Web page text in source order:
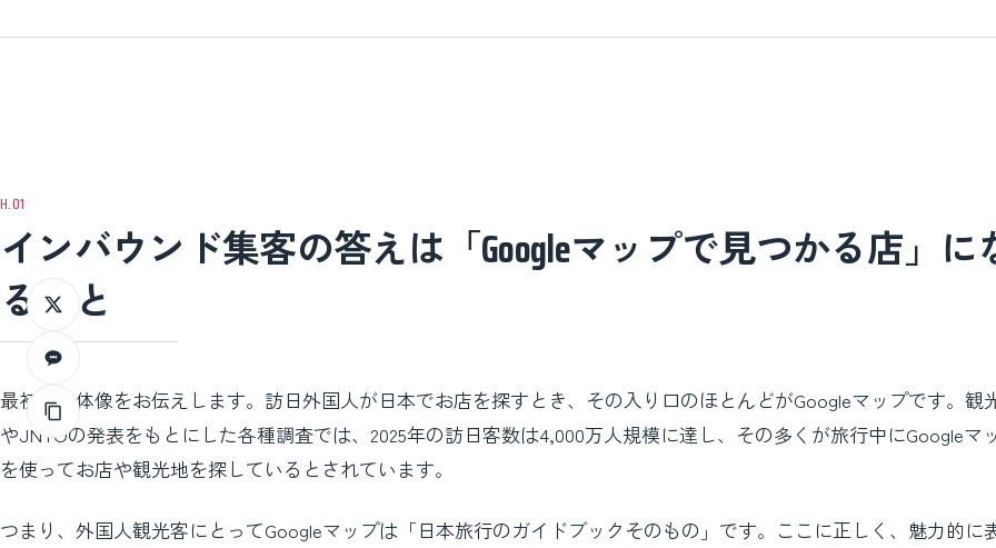
インバウンド集客の答えは「Googleマップで見つかる店」に
ること
最初に全体像をお伝えします。訪日外国人が日本でお店を探すとき、その入り口のほとんどがGoogleマップです。観
やJNTOの発表をもとにした各種調査では、2025年の訪日客数は4,000万人規模に達し、その多くが旅行中にGoogleマ
を使ってお店や観光地を探しているとされています。
つまり、外国人観光客にとってGoogleマップは「日本旅行のガイドブックそのもの」です。ここに正しく、魅力的に